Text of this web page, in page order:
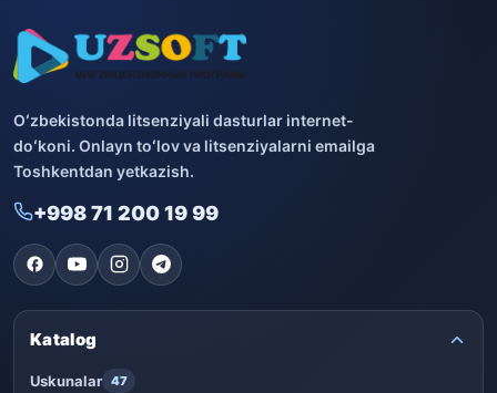
Oʻzbekistonda litsenziyali dasturlar internet-
doʻkoni. Onlayn toʻlov va litsenziyalarni emailga
Toshkentdan yetkazish.
+998 71 200 19 99
Katalog
Uskunalar 47